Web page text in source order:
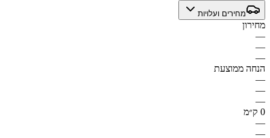
מחירים ועלויות
מחירון
—
—
—
הנחה ממוצעת
—
—
—
0 ק״מ
—
—